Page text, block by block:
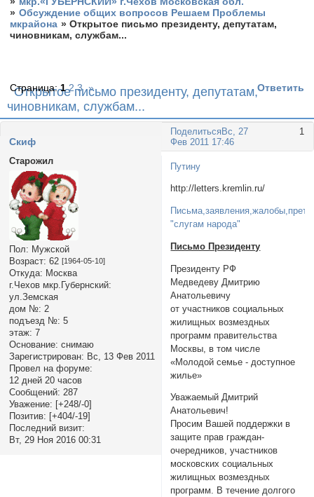
» Обсуждение общих вопросов Решаем Проблемы
мкрайона »Открытое письмо президенту, депутатам,
чиновникам, службам...
Открытое письмо президенту, депутатам,
чиновникам, службам...
Страница:1 2 3 » Ответить
Поделиться 1
Вс, 27
Фев 2011 17:46
Cкиф
Старожил
Пол: Мужской
Возраст: 62 [1964-05-10]
Откуда: Москва
г.Чехов мкр.Губернский:
ул.Земская
дом №: 2
подъезд №: 5
этаж: 7
Основание: снимаю
Зарегистрирован: Вс, 13 Фев 2011
Провел на форуме:
12 дней 20 часов
Сообщений: 287
Уважение: [+248/-0]
Позитив: [+404/-19]
Последний визит:
Вт, 29 Ноя 2016 00:31
Путину
http://letters.kremlin.ru/
"слугам народа"
Письмо Президенту
Президенту РФ
Медведеву Дмитрию
Анатольевичу
от участников социальных
жилищных возмездных
программ правительства
Москвы, в том числе
«Молодой семье - доступное
жилье»
Уважаемый Дмитрий
Анатольевич!
Просим Вашей поддержки в
защите прав граждан-
очередников, участников
московских социальных
жилищных возмездных
программ. В течение долгого